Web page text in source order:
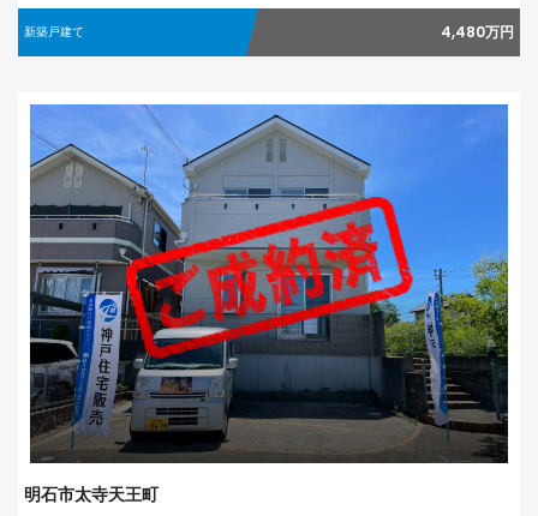
新築戸建て 4,480万円
明石市太寺天王町